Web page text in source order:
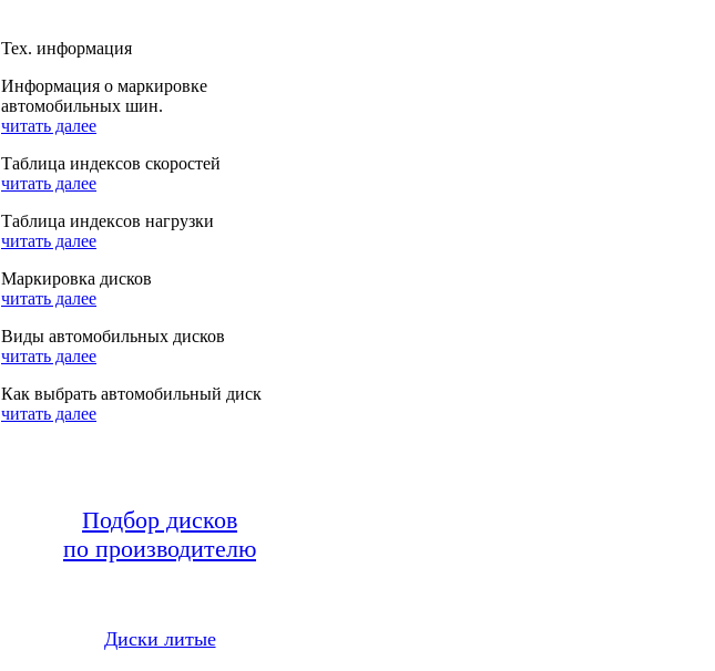
Тех. информация
Информация о маркировке
автомобильных шин.
читать далее
Таблица индексов скоростей
читать далее
Таблица индексов нагрузки
читать далее
Маркировка дисков
читать далее
Виды автомобильных дисков
читать далее
Как выбрать автомобильный диск
читать далее
Подбор дисков
по производителю
Диски литые